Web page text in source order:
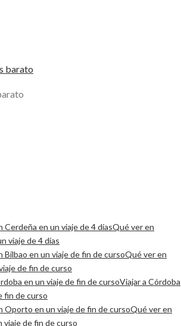
Qué ver en
viaje de 4 días
Qué ver en
de fin de curso
Viajar a Córdoba
fin de curso
Qué ver en
viaje de fin de curso